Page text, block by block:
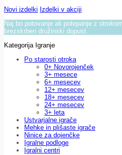
Novi izdelki Izdelki v akciji
Naj bo potovanje ali potepanje z
brezskrben družinski dopust.
Kategorija Igranje
Po starosti otroka
0+ Novorojenček
3+ mesece
6+ mesecev
12+ mesecev
18+ mesecev
24+ mesecev
3+ leta
Ustvarjalne igrače
Mehke in plišaste igrače
Ninice za dojenčke
Igralne podloge
Igralni centri